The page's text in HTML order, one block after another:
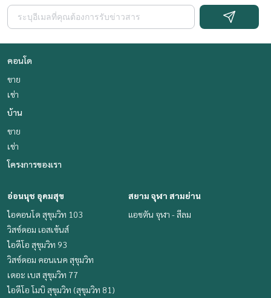
คอนโด
ขาย
เช่า
บ้าน
ขาย
เช่า
โครงการของเรา
อ่อนนุช อุดมสุข
ไอคอนโด สุขุมวิท 103
วิสซ์ดอม เอสเซ้นส์
ไอดีโอ สุขุมวิท 93
วิสซ์ดอม คอนเนค สุขุมวิท
เดอะ เบส สุขุมวิท 77
ไอดีโอ โมบิ สุขุมวิท (สุขุมวิท 81)
สยาม จุฬา สามย่าน
แอชตัน จุฬา - สีลม